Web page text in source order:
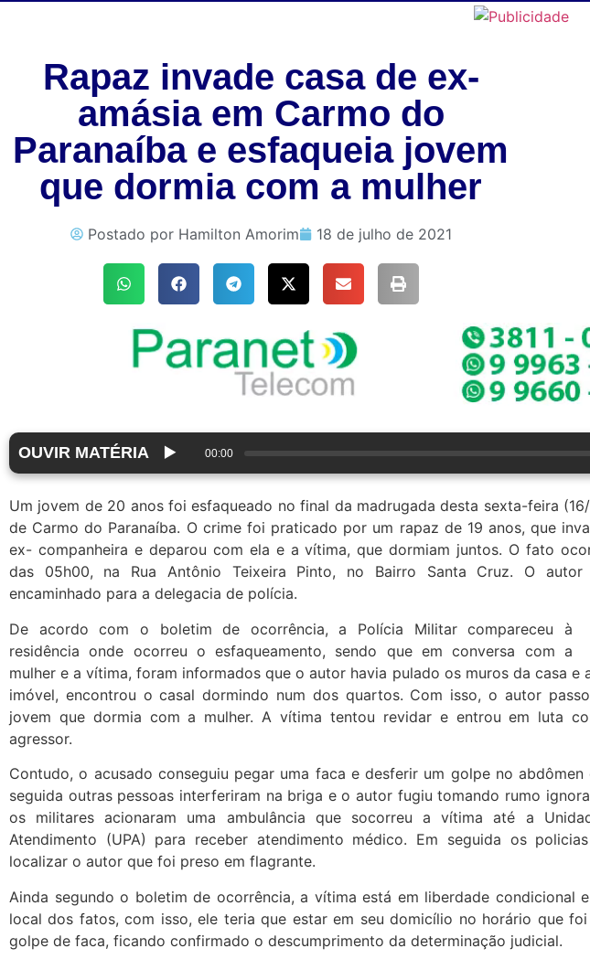
Rapaz invade casa de ex-
amásia em Carmo do
Paranaíba e esfaqueia jovem
que dormia com a mulher
Postado por Hamilton Amorim 18 de julho de 2021
OUVIR MATÉRIA ▶️ 00:00
Um jovem de 20 anos foi esfaqueado no final da madrugada desta sexta-feira
de Carmo do Paranaíba. O crime foi praticado por um rapaz de 19 anos, que
ex- companheira e deparou com ela e a vítima, que dormiam juntos. O fato
das 05h00, na Rua Antônio Teixeira Pinto, no Bairro Santa Cruz. O
encaminhado para a delegacia de polícia.
De acordo com o boletim de ocorrência, a Polícia Militar compareceu à
residência onde ocorreu o esfaqueamento, sendo que em conversa com a
mulher e a vítima, foram informados que o autor havia pulado os muros da casa e
imóvel, encontrou o casal dormindo num dos quartos. Com isso, o autor
jovem que dormia com a mulher. A vítima tentou revidar e entrou em luta
agressor.
Contudo, o acusado conseguiu pegar uma faca e desferir um golpe no abdômen
seguida outras pessoas interferiram na briga e o autor fugiu tomando rumo
os militares acionaram uma ambulância que socorreu a vítima até a
Atendimento (UPA) para receber atendimento médico. Em seguida os
localizar o autor que foi preso em flagrante.
Ainda segundo o boletim de ocorrência, a vítima está em liberdade condicional
local dos fatos, com isso, ele teria que estar em seu domicílio no horário que
golpe de faca, ficando confirmado o descumprimento da determinação judicial.